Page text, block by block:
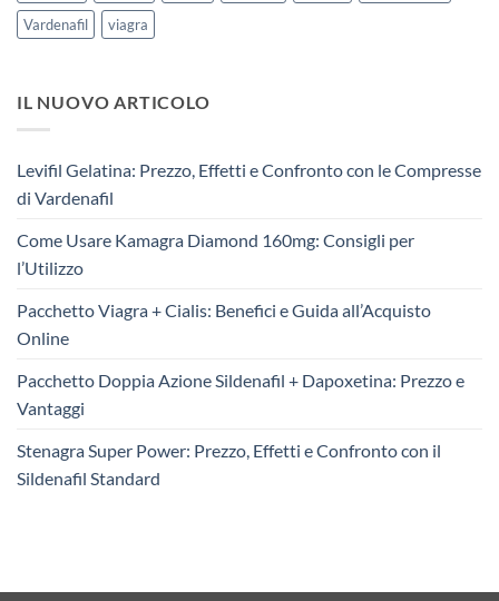
Vardenafil
viagra
IL NUOVO ARTICOLO
Levifil Gelatina: Prezzo, Effetti e Confronto con le Compresse
di Vardenafil
Come Usare Kamagra Diamond 160mg: Consigli per
l’Utilizzo
Pacchetto Viagra + Cialis: Benefici e Guida all’Acquisto
Online
Pacchetto Doppia Azione Sildenafil + Dapoxetina: Prezzo e
Vantaggi
Stenagra Super Power: Prezzo, Effetti e Confronto con il
Sildenafil Standard